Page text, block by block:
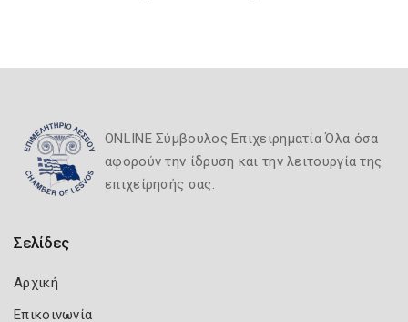
ONLINE Σύμβουλος Επιχειρηματία Όλα όσα
αφορούν την ίδρυση και την λειτουργία της
επιχείρησής σας.
Σελίδες
Αρχική
Επικοινωνία